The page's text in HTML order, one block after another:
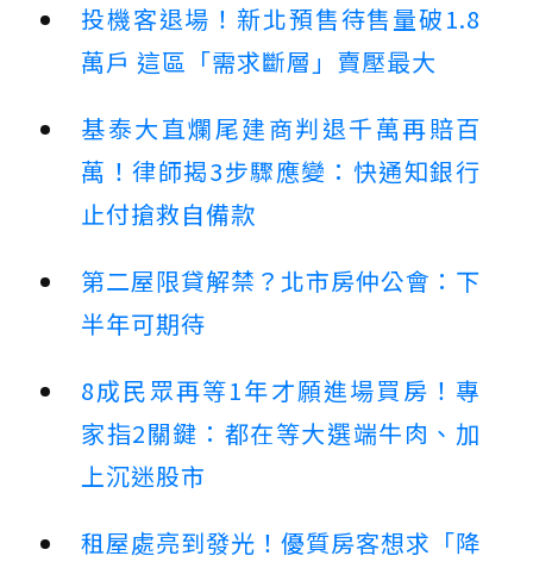
投機客退場！新北預售待售量破1.8
萬戶 這區「需求斷層」賣壓最大
基泰大直爛尾建商判退千萬再賠百
萬！律師揭3步驟應變：快通知銀行
止付搶救自備款
第二屋限貸解禁？北市房仲公會：下
半年可期待
8成民眾再等1年才願進場買房！專
家指2關鍵：都在等大選端牛肉、加
上沉迷股市
租屋處亮到發光！優質房客想求「降